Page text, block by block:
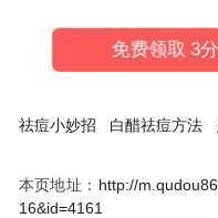
免费领取 3
祛痘小妙招 白醋祛痘方法
本页地址： http://
16&id=4161